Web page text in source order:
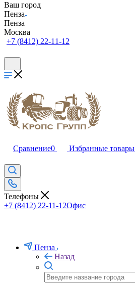
Ваш город
Пенза
Пенза
Москва
+7 (8412) 22-11-12
Сравнение0 Избранные товары
Телефоны
+7 (8412) 22-11-12Офис
Пенза
Назад